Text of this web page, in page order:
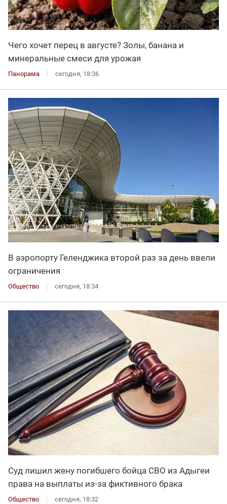
Чего хочет перец в августе? Золы, банана и
минеральные смеси для урожая
Панорама сегодня, 18:36
В аэропорту Геленджика второй раз за день ввели
ограничения
Общество сегодня, 18:34
Суд лишил жену погибшего бойца СВО из Адыгеи
права на выплаты из-за фиктивного брака
Общество сегодня, 18:32